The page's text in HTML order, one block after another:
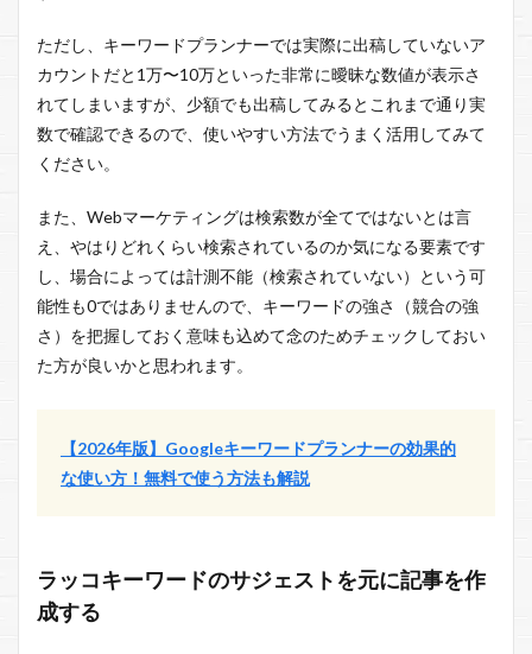
ただし、キーワードプランナーでは実際に出稿していないア
カウントだと1万〜10万といった非常に曖昧な数値が表示さ
れてしまいますが、少額でも出稿してみるとこれまで通り実
数で確認できるので、使いやすい方法でうまく活用してみて
ください。
また、Webマーケティングは検索数が全てではないとは言
え、やはりどれくらい検索されているのか気になる要素です
し、場合によっては計測不能（検索されていない）という可
能性も0ではありませんので、キーワードの強さ（競合の強
さ）を把握しておく意味も込めて念のためチェックしておい
た方が良いかと思われます。
【2026年版】Googleキーワードプランナーの効果的
な使い方！無料で使う方法も解説
ラッコキーワードのサジェストを元に記事を作
成する